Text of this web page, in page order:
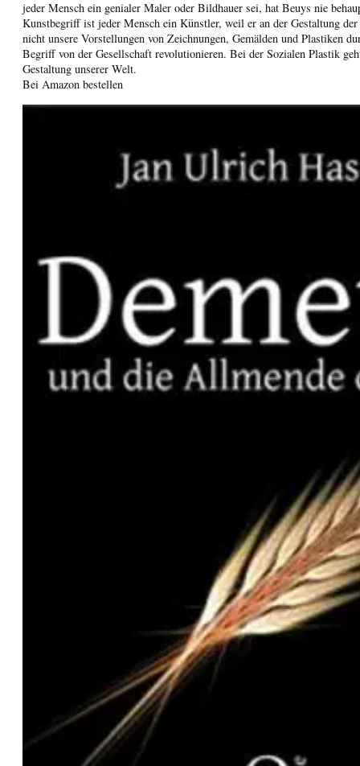
jeder Mensch ein genialer Maler oder Bildhauer sei, hat Beuys nie
Kunstbegriff ist jeder Mensch ein Künstler, weil er an der Gestaltung
nicht unsere Vorstellungen von Zeichnungen, Gemälden und Plastiken
Begriff von der Gesellschaft revolutionieren. Bei der Sozialen Plastik
Gestaltung unserer Welt.
Bei Amazon bestellen